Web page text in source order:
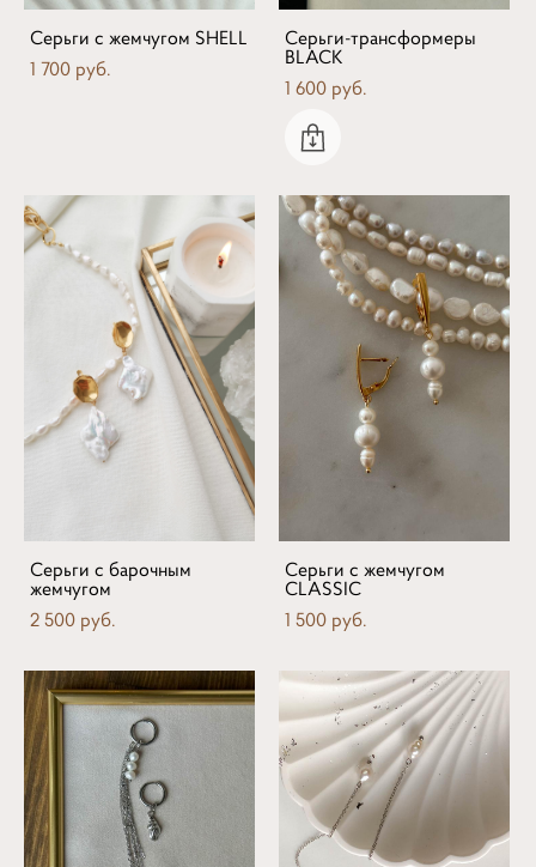
Серьги с жемчугом SHELL
1 700 pуб.
Серьги-трансформеры
BLACK
1 600 pуб.
Серьги с барочным
жемчугом
2 500 pуб.
Серьги с жемчугом
CLASSIC
1 500 pуб.